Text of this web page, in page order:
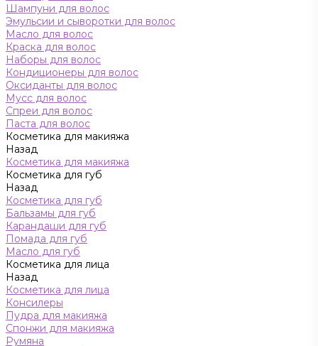
Шампуни для волос
Эмульсии и сыворотки для волос
Масло для волос
Краска для волос
Наборы для волос
Кондиционеры для волос
Оксиданты для волос
Мусс для волос
Спреи для волос
Паста для волос
Косметика для макияжа
Назад
Косметика для макияжа
Косметика для губ
Назад
Косметика для губ
Бальзамы для губ
Карандаши для губ
Помада для губ
Масло для губ
Косметика для лица
Назад
Косметика для лица
Консилеры
Пудра для макияжа
Спонжи для макияжа
Румяна